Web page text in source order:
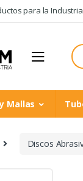
para la
for:
Mallas
Discos